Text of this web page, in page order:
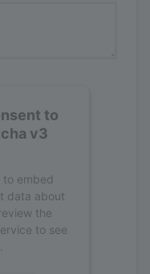
to
v3
to embed
data about
the
to see